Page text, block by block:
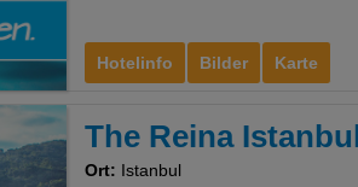
Hotelinfo Bilder Karte
The Reina Istanbul
Ort: Istanbul